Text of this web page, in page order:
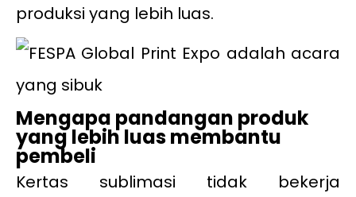
produksi yang lebih luas.
Mengapa pandangan produk
yang lebih luas membantu
pembeli
Kertas sublimasi tidak bekerja